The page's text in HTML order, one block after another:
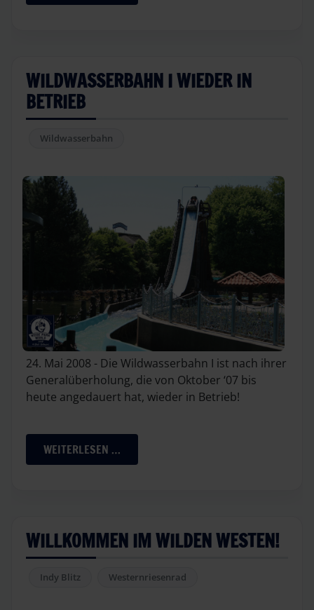
WILDWASSERBAHN I WIEDER IN
BETRIEB
Wildwasserbahn
24. Mai 2008 - Die Wildwasserbahn I ist nach ihrer
Generalüberholung, die von Oktober ‘07 bis
heute angedauert hat, wieder in Betrieb!
WEITERLESEN …
WILLKOMMEN IM WILDEN WESTEN!
Indy Blitz Westernriesenrad